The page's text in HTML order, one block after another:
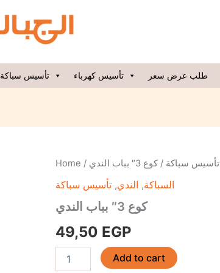
تأسيس سباكة تأسيس كهرباء طلب عرض سعر
Home / تأسيس سباكة / كوع 3″ بباب الندي
السباكة, الندي, تأسيس سباكة
كوع 3″ بباب الندي
49,50 EGP
كوع
بباب
quantity
Add to cart